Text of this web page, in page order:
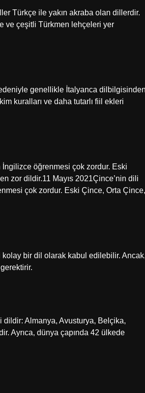
Türkçe ile yakın akraba olan dillerdir.
ve çeşitli Türkmen lehçeleri yer
genellikle İtalyanca
kuralları ve daha tutarlı fiil ekleri
öğrenmesi çok zordur. Eski
zor dildir.11 Mayıs 2021Çince’nin dili
çok zordur. Eski Çince, Orta Çince,
bir dil olarak kabul edilebilir.
Almanya, Avusturya, Belçika,
Ayrıca, dünya çapında 42 ülkede